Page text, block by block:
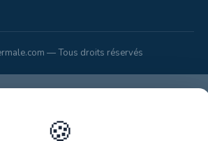
— Tous droits réservés
🍪